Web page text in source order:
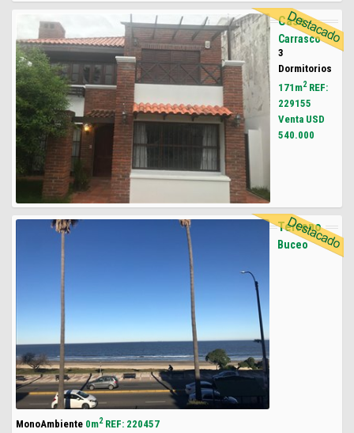
Casa
Carrasco
3
Dormitorios
171m2REF:
229155
Venta USD
540.000
Terreno
Buceo
MonoAmbiente 0m2REF: 220457